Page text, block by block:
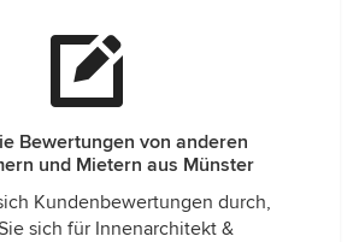
Bewertungen von anderen
und Mietern aus Münster
Kundenbewertungen durch,
sich für Innenarchitekt &